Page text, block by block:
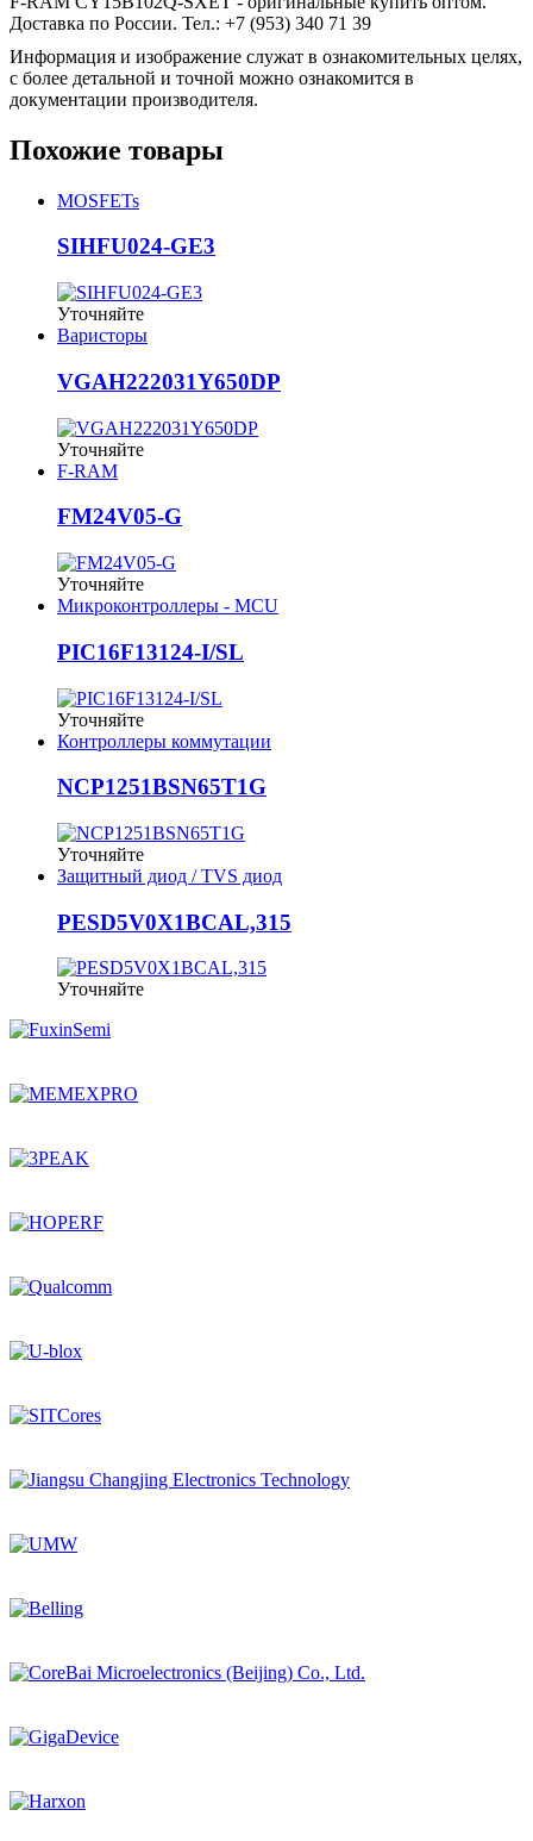
Доставка по России. Тел.: +7 (953) 340 71 39
Информация и изображение служат в ознакомительных целях,
с более детальной и точной можно ознакомится в
документации производителя.
Похожие товары
MOSFETs
SIHFU024-GE3
Уточняйте
Варисторы
VGAH222031Y650DP
Уточняйте
F-RAM
FM24V05-G
Уточняйте
Микроконтроллеры - MCU
PIC16F13124-I/SL
Уточняйте
Контроллеры коммутации
NCP1251BSN65T1G
Уточняйте
Защитный диод / TVS диод
PESD5V0X1BCAL,315
Уточняйте